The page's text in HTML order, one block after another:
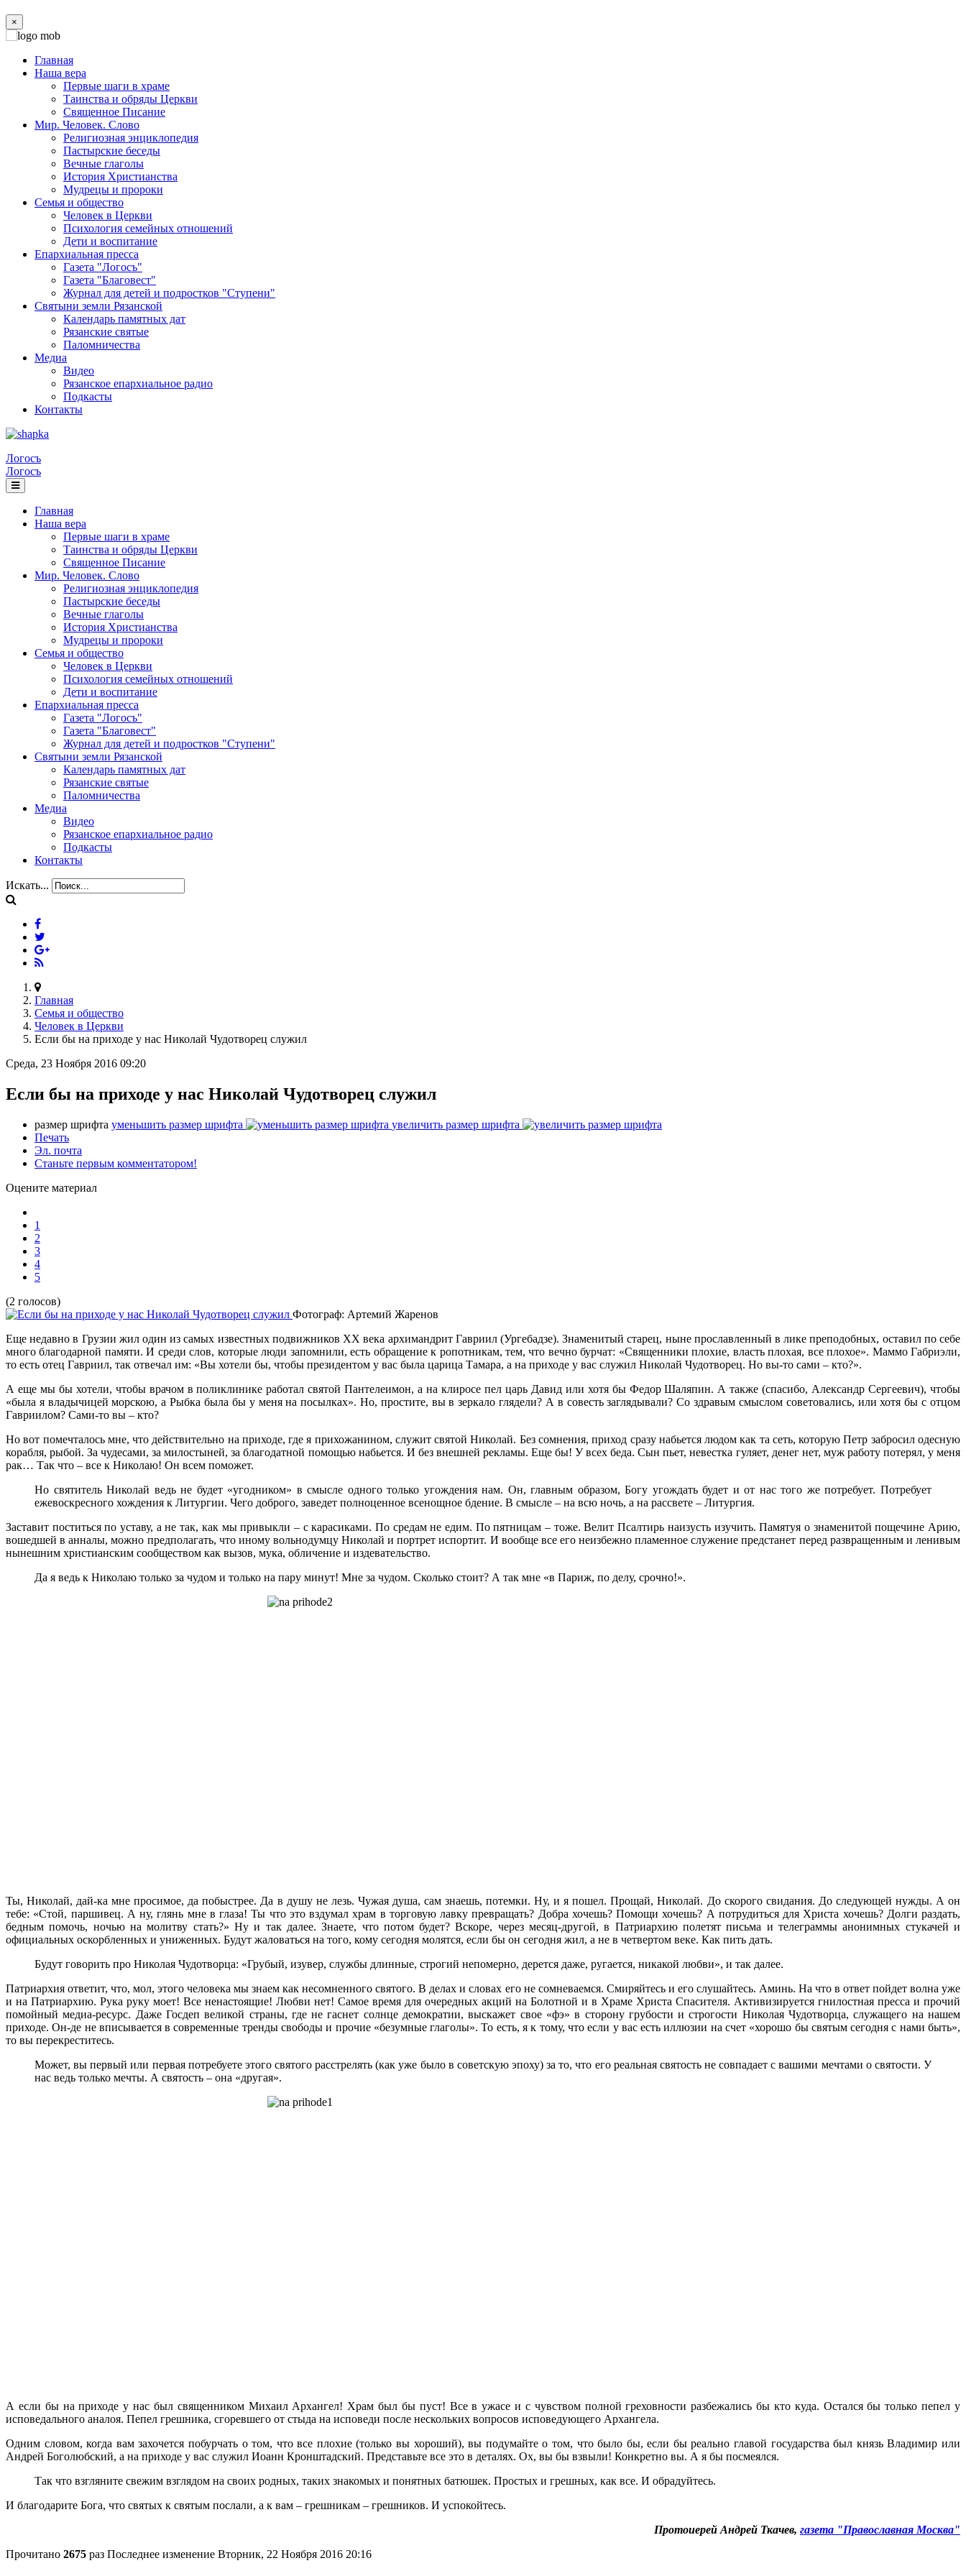
×
Главная
Наша вера
Первые шаги в храме
Таинства и обряды Церкви
Священное Писание
Мир. Человек. Слово
Религиозная энциклопедия
Пастырские беседы
Вечные глаголы
История Христианства
Мудрецы и пророки
Семья и общество
Человек в Церкви
Психология семейных отношений
Дети и воспитание
Епархиальная пресса
Газета "Логосъ"
Газета "Благовест"
Журнал для детей и подростков "Ступени"
Святыни земли Рязанской
Календарь памятных дат
Рязанские святые
Паломничества
Медиа
Видео
Рязанское епархиальное радио
Подкасты
Контакты
Логосъ
Логосъ
Главная
Наша вера
Первые шаги в храме
Таинства и обряды Церкви
Священное Писание
Мир. Человек. Слово
Религиозная энциклопедия
Пастырские беседы
Вечные глаголы
История Христианства
Мудрецы и пророки
Семья и общество
Человек в Церкви
Психология семейных отношений
Дети и воспитание
Епархиальная пресса
Газета "Логосъ"
Газета "Благовест"
Журнал для детей и подростков "Ступени"
Святыни земли Рязанской
Календарь памятных дат
Рязанские святые
Паломничества
Медиа
Видео
Рязанское епархиальное радио
Подкасты
Контакты
Искать...
Главная
Семья и общество
Человек в Церкви
Если бы на приходе у нас Николай Чудотворец служил
Среда, 23 Ноября 2016 09:20
Если бы на приходе у нас Николай Чудотворец служил
размер шрифта уменьшить размер шрифта
увеличить размер шрифта
Печать
Эл. почта
Станьте первым комментатором!
Оцените материал
1
2
3
4
5
(2 голосов)
Фотограф: Артемий Жаренов
Еще недавно в Грузии жил один из самых известных подвижников XX века архимандрит Гавриил (Ургебадзе). Знаменитый старец, ныне прославленный в лике преподобных, оставил по себе
много благодарной памяти. И среди слов, которые люди запомнили, есть обращение к ропотникам, тем, что вечно бурчат: «Священники плохие, власть плохая, все плохое». Маммо Габриэли,
то есть отец Гавриил, так отвечал им: «Вы хотели бы, чтобы президентом у вас была царица Тамара, а на приходе у вас служил Николай Чудотворец. Но вы-то сами – кто?».
А еще мы бы хотели, чтобы врачом в поликлинике работал святой Пантелеимон, а на клиросе пел царь Давид или хотя бы Федор Шаляпин. А также (спасибо, Александр Сергеевич), чтобы
«была я владычицей морскою, а Рыбка была бы у меня на посылках». Но, простите, вы в зеркало глядели? А в совесть заглядывали? Со здравым смыслом советовались, или хотя бы с отцом
Гавриилом? Сами-то вы – кто?
Но вот помечталось мне, что действительно на приходе, где я прихожанином, служит святой Николай. Без сомнения, приход сразу набьется людом как та сеть, которую Петр забросил одесную
корабля, рыбой. За чудесами, за милостыней, за благодатной помощью набьется. И без внешней рекламы. Еще бы! У всех беда. Сын пьет, невестка гуляет, денег нет, муж работу потерял, у меня
рак… Так что – все к Николаю! Он всем поможет.
Но святитель Николай ведь не будет «угодником» в смысле одного только угождения нам. Он, главным образом, Богу угождать будет и от нас того же потребует. Потребует
ежевоскресного хождения к Литургии. Чего доброго, заведет полноценное всенощное бдение. В смысле – на всю ночь, а на рассвете – Литургия.
Заставит поститься по уставу, а не так, как мы привыкли – с карасиками. По средам не едим. По пятницам – тоже. Велит Псалтирь наизусть изучить. Памятуя о знаменитой пощечине Арию,
вошедшей в анналы, можно предполагать, что иному вольнодумцу Николай и портрет испортит. И вообще все его неизбежно пламенное служение предстанет перед развращенным и ленивым
нынешним христианским сообществом как вызов, мука, обличение и издевательство.
Да я ведь к Николаю только за чудом и только на пару минут! Мне за чудом. Сколько стоит? А так мне «в Париж, по делу, срочно!».
Ты, Николай, дай-ка мне просимое, да побыстрее. Да в душу не лезь. Чужая душа, сам знаешь, потемки. Ну, и я пошел. Прощай, Николай. До скорого свидания. До следующей нужды. А он
тебе: «Стой, паршивец. А ну, глянь мне в глаза! Ты что это вздумал храм в торговую лавку превращать? Добра хочешь? Помощи хочешь? А потрудиться для Христа хочешь? Долги раздать,
бедным помочь, ночью на молитву стать?» Ну и так далее. Знаете, что потом будет? Вскоре, через месяц-другой, в Патриархию полетят письма и телеграммы анонимных стукачей и
официальных оскорбленных и униженных. Будут жаловаться на того, кому сегодня молятся, если бы он сегодня жил, а не в четвертом веке. Как пить дать.
Будут говорить про Николая Чудотворца: «Грубый, изувер, службы длинные, строгий непомерно, дерется даже, ругается, никакой любви», и так далее.
Патриархия ответит, что, мол, этого человека мы знаем как несомненного святого. В делах и словах его не сомневаемся. Смиряйтесь и его слушайтесь. Аминь. На что в ответ пойдет волна уже
и на Патриархию. Рука руку моет! Все ненастоящие! Любви нет! Самое время для очередных акций на Болотной и в Храме Христа Спасителя. Активизируется гнилостная пресса и прочий
помойный медиа-ресурс. Даже Госдеп великой страны, где не гаснет солнце демократии, выскажет свое «фэ» в сторону грубости и строгости Николая Чудотворца, служащего на нашем
приходе. Он-де не вписывается в современные тренды свободы и прочие «безумные глаголы». То есть, я к тому, что если у вас есть иллюзии на счет «хорошо бы святым сегодня с нами быть»,
то вы перекреститесь.
Может, вы первый или первая потребуете этого святого расстрелять (как уже было в советскую эпоху) за то, что его реальная святость не совпадает с вашими мечтами о святости. У
нас ведь только мечты. А святость – она «другая».
А если бы на приходе у нас был священником Михаил Архангел! Храм был бы пуст! Все в ужасе и с чувством полной греховности разбежались бы кто куда. Остался бы только пепел у
исповедального аналоя. Пепел грешника, сгоревшего от стыда на исповеди после нескольких вопросов исповедующего Архангела.
Одним словом, когда вам захочется побурчать о том, что все плохие (только вы хороший), вы подумайте о том, что было бы, если бы реально главой государства был князь Владимир или
Андрей Боголюбский, а на приходе у вас служил Иоанн Кронштадский. Представьте все это в деталях. Ох, вы бы взвыли! Конкретно вы. А я бы посмеялся.
Так что взгляните свежим взглядом на своих родных, таких знакомых и понятных батюшек. Простых и грешных, как все. И обрадуйтесь.
И благодарите Бога, что святых к святым послали, а к вам – грешникам – грешников. И успокойтесь.
Протоиерей Андрей Ткачев, газета "Православная Москва"
Прочитано 2675 раз Последнее изменение Вторник, 22 Ноября 2016 20:16